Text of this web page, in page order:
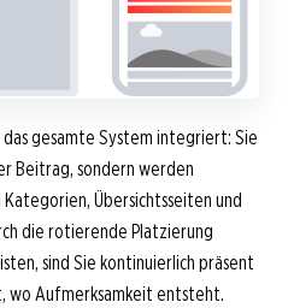
gesamte System integriert: Sie
Beitrag, sondern werden
Übersichtsseiten und
die rotierende Platzierung
sind Sie kontinuierlich präsent
wo Aufmerksamkeit entsteht.